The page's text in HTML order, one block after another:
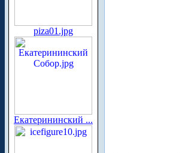
piza01.jpg
Екатерининский ...